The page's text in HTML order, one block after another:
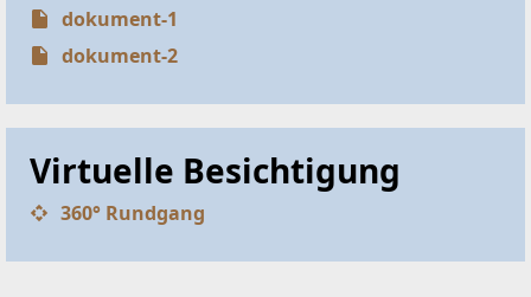
dokument-1
dokument-2
Virtuelle Besichtigung
360° Rundgang